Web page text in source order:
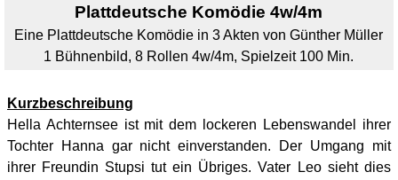
Plattdeutsche Komödie 4w/4m
Eine Plattdeutsche Komödie in 3 Akten von Günther Müller
1 Bühnenbild, 8 Rollen 4w/4m, Spielzeit 100 Min.
Kurzbeschreibung
Hella Achternsee ist mit dem lockeren Lebenswandel ihrer
Tochter Hanna gar nicht einverstanden. Der Umgang mit
ihrer Freundin Stupsi tut ein Übriges. Vater Leo sieht dies